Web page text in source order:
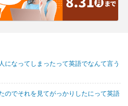
になってしまったって英語でなんて言う
のでそれを見てがっかりしたにって英語